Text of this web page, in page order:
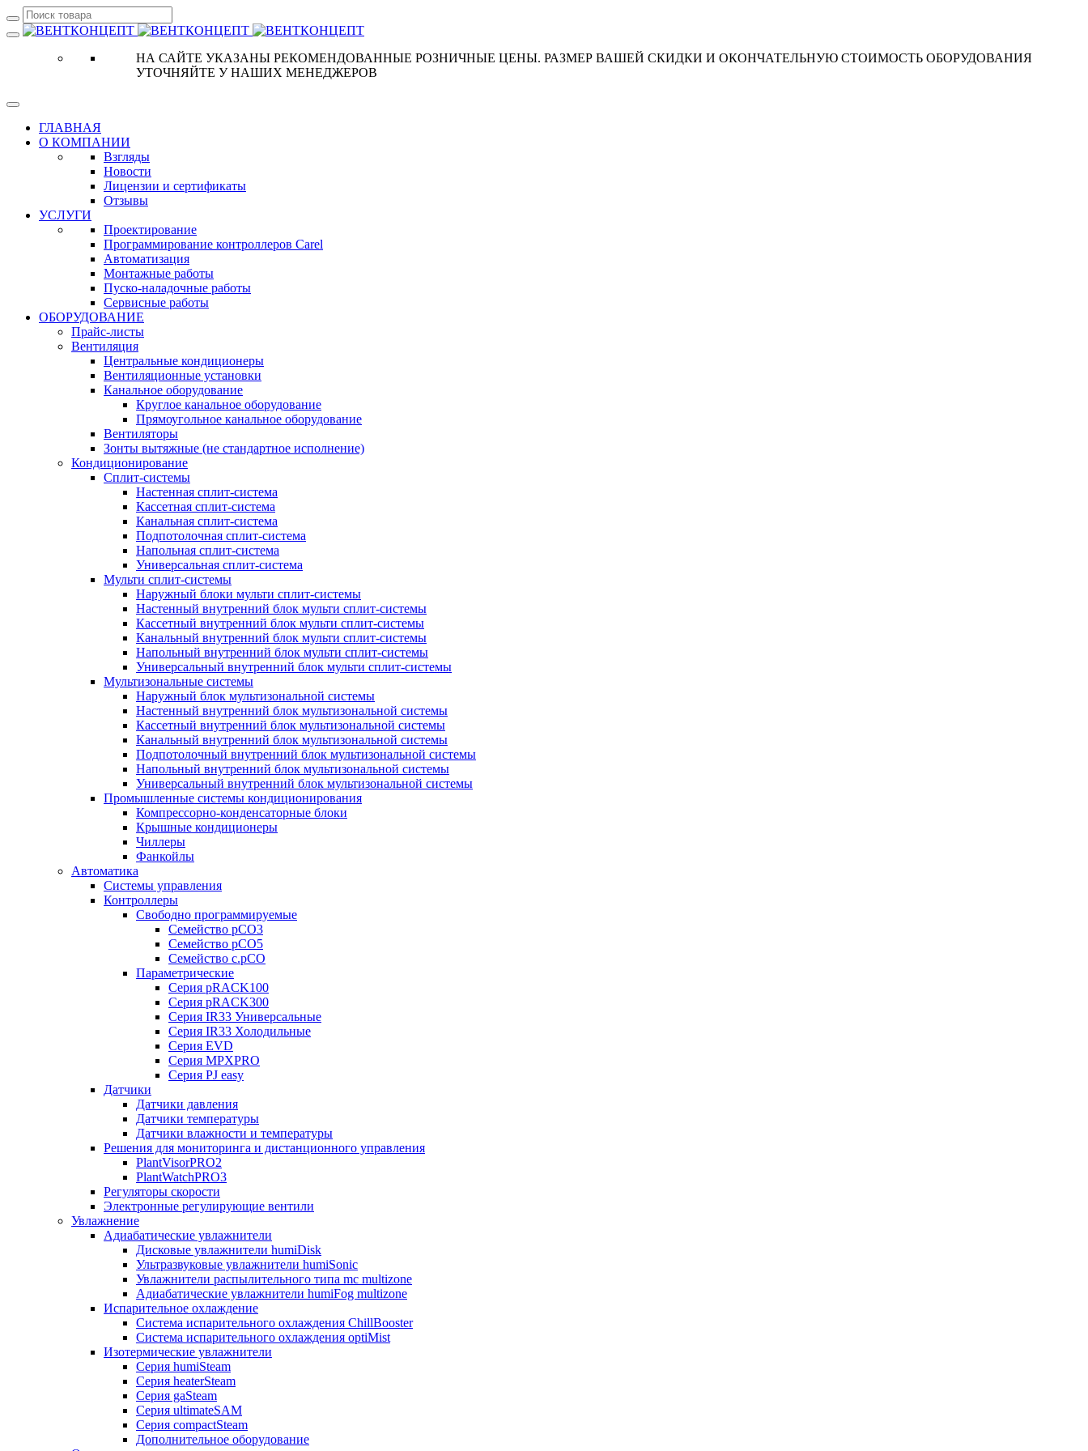
НА САЙТЕ УКАЗАНЫ РЕКОМЕНДОВАННЫЕ РОЗНИЧНЫЕ ЦЕНЫ. РАЗМЕР ВАШЕЙ СКИДКИ И ОКОНЧАТЕЛЬНУЮ СТОИМОСТЬ ОБОРУДОВАНИЯ
УТОЧНЯЙТЕ У НАШИХ МЕНЕДЖЕРОВ
ГЛАВНАЯ
О КОМПАНИИ
Взгляды
Новости
Лицензии и сертификаты
Отзывы
УСЛУГИ
Проектирование
Программирование контроллеров Carel
Автоматизация
Монтажные работы
Пуско-наладочные работы
Сервисные работы
ОБОРУДОВАНИЕ
Прайс-листы
Вентиляция
Центральные кондиционеры
Вентиляционные установки
Канальное оборудование
Круглое канальное оборудование
Прямоугольное канальное оборудование
Вентиляторы
Зонты вытяжные (не стандартное исполнение)
Кондиционирование
Сплит-системы
Настенная сплит-система
Кассетная сплит-система
Канальная сплит-система
Подпотолочная сплит-система
Напольная сплит-система
Универсальная сплит-система
Мульти сплит-системы
Наружный блоки мульти сплит-системы
Настенный внутренний блок мульти сплит-системы
Кассетный внутренний блок мульти сплит-системы
Канальный внутренний блок мульти сплит-системы
Напольный внутренний блок мульти сплит-системы
Универсальный внутренний блок мульти сплит-системы
Мультизональные системы
Наружный блок мультизональной системы
Настенный внутренний блок мультизональной системы
Кассетный внутренний блок мультизональной системы
Канальный внутренний блок мультизональной системы
Подпотолочный внутренний блок мультизональной системы
Напольный внутренний блок мультизональной системы
Универсальный внутренний блок мультизональной системы
Промышленные системы кондиционирования
Компрессорно-конденсаторные блоки
Крышные кондиционеры
Чиллеры
Фанкойлы
Автоматика
Системы управления
Контроллеры
Свободно программируемые
Семейство pCO3
Семейство pCO5
Семейство c.pCO
Параметрические
Серия pRACK100
Серия pRACK300
Серия IR33 Универсальные
Серия IR33 Холодильные
Серия EVD
Серия MPXPRO
Серия PJ easy
Датчики
Датчики давления
Датчики температуры
Датчики влажности и температуры
Решения для мониторинга и дистанционного управления
PlantVisorPRO2
PlantWatchPRO3
Регуляторы скорости
Электронные регулирующие вентили
Увлажнение
Адиабатические увлажнители
Дисковые увлажнители humiDisk
Ультразвуковые увлажнители humiSonic
Увлажнители распылительного типа mc multizone
Адиабатические увлажнители humiFog multizone
Испарительное охлаждение
Система испарительного охлаждения ChillBooster
Система испарительного охлаждения optiMist
Изотермические увлажнители
Серия humiSteam
Серия heaterSteam
Серия gaSteam
Серия ultimateSAM
Серия compactSteam
Дополнительное оборудование